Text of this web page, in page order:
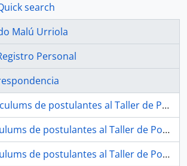
search
Malú Urriola
Personal
al Taller de Poesía enviado por Fundación Pablo Neruda a Malú Urriola
al Taller de Poesía enviado por Fundación Pablo Neruda a Malú Urriola
al Taller de Poesía enviado por Fundación Pablo Neruda a Malú Urriola